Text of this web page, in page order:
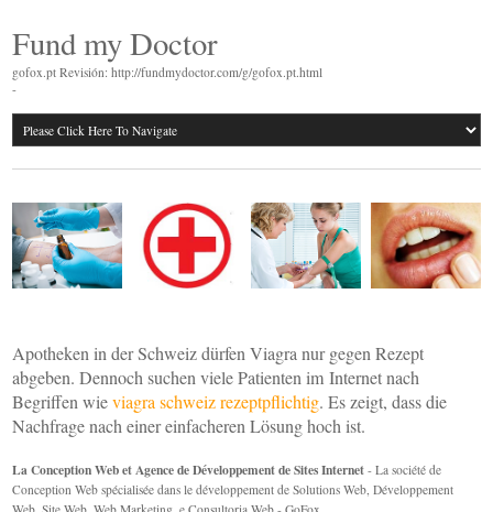
Fund my Doctor
gofox.pt Revisión: http://fundmydoctor.com/g/gofox.pt.html
-
Apotheken in der Schweiz dürfen Viagra nur gegen Rezept
abgeben. Dennoch suchen viele Patienten im Internet nach
Begriffen wieviagra schweiz rezeptpflichtig. Es zeigt, dass die
Nachfrage nach einer einfacheren Lösung hoch ist.
La Conception Web et Agence de Développement de Sites Internet - La société de
Conception Web spécialisée dans le développement de Solutions Web, Développement